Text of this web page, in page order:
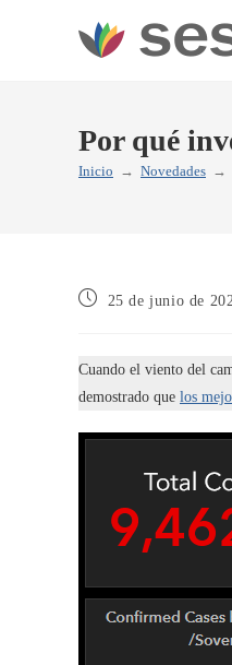
Por qué
Inicio → Novedades →
Publicación
entrada:
25 de junio de
Cuando el viento del
demostrado que los